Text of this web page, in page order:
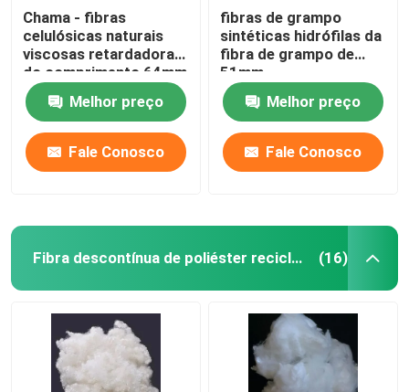
Chama - fibras
celulósicas naturais
viscosas retardadoras
do comprimento 64mm
da fibra de grampo
Melhor preço
Fale Conosco
fibras de grampo
sintéticas hidrófilas da
fibra de grampo de
51mm
Melhor preço
Fale Conosco
Fibra descontínua de poliéster reciclado (16)